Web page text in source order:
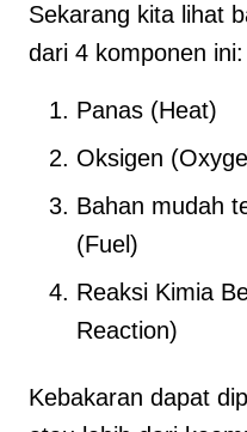
Sekarang kita lihat
dari 4 komponen ini:
Panas (Heat)
Oksigen
Bahan mudah
(Fuel)
Reaksi Kimia
Reaction)
Kebakaran dapat